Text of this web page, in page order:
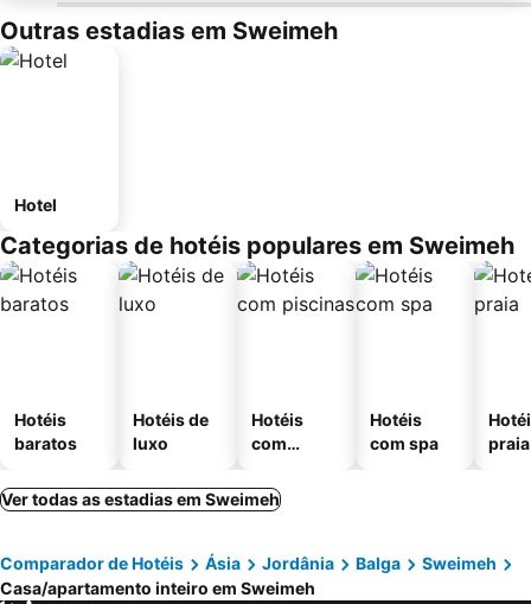
Outras estadias em Sweimeh
Hotel
Categorias de hotéis populares em Sweimeh
Hotéis
baratos
Hotéis de
luxo
Hotéis
com
Hotéis
com spa
praia
Ver todas as estadias em Sweimeh
Comparador de Hotéis Ásia Jordânia Balga
Sweimeh
Casa/apartamento inteiro em Sweimeh